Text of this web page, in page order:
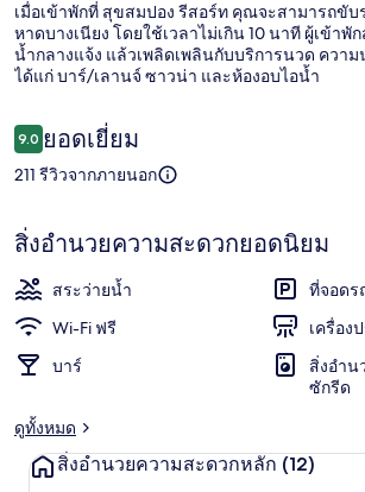
เมื่อเข้าพักที่ สุขสมปอง รีสอร์ท คุณจะสามารถขับ
หาดบางเนียง โดยใช้เวลาไม่เกิน 10 นาที ผู้เข้าพั
น้ำกลางแจ้ง แล้วเพลิดเพลินกับบริการนวด ความ
ได้แก่ บาร์/เลานจ์ ซาวน่า และห้องอบไอน้ำ
รีวิว
9.09.0 จาก 10
ยอดเยี่ยม
211 รีวิวจากภายนอก
สิ่งอำนวยความสะดวกยอดนิยม
สระว่ายน้ำ
ที่จอดร
Wi-Fi ฟรี
เครื่อง
บาร์
สิ่งอำน
ซักรีด
ดูทั้งหมด
สิ่งอำนวยความสะดวกหลัก (12)